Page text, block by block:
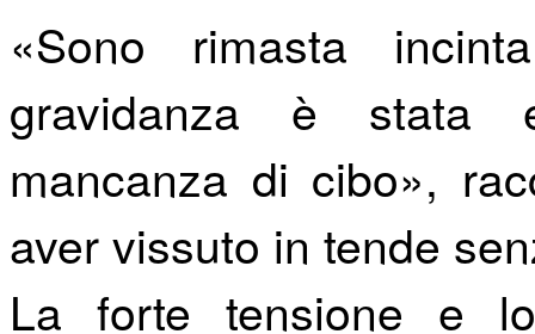
«Sono rimasta
gravidanza è stata
mancanza di cibo»,
aver vissuto in tende
La forte tensione e